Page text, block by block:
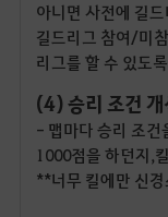
아니면 사전에 길
길드리그 참여/미
리그를 할 수 있도
(4) 승리 조건 개
- 맵마다 승리 조건
1000점을 하던지,
**너무 킬에만 신